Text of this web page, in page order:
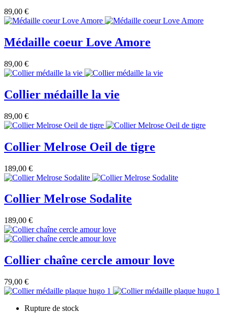
89,00 €
Médaille coeur Love Amore
89,00 €
Collier médaille la vie
89,00 €
Collier Melrose Oeil de tigre
189,00 €
Collier Melrose Sodalite
189,00 €
Collier chaîne cercle amour love
79,00 €
Rupture de stock